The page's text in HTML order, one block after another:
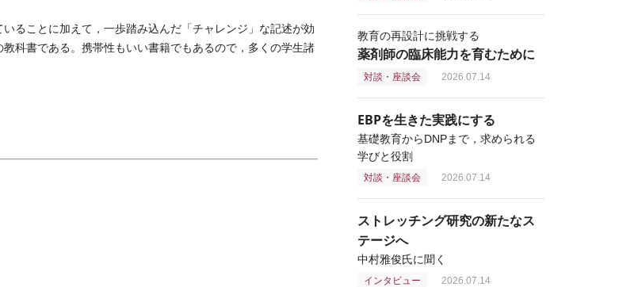
ることに加えて，一歩踏み込んだ「チャレンジ」な記述が効
科書である。携帯性もいい書籍でもあるので，多くの学生諸
教育の再設計に挑戦する
薬剤師の臨床能力を育むために
対談・座談会 2026.07.14
EBPを生きた実践にする
基礎教育からDNPまで，求められる
学びと役割
対談・座談会 2026.07.14
ストレッチング研究の新たなス
テージへ
中村雅俊氏に聞く
インタビュー 2026.07.14